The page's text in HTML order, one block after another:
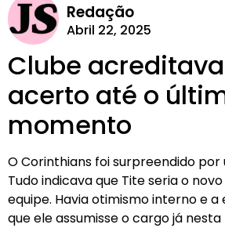
Redação
Abril 22, 2025
Clube
acerto até o
momento
O Corinthians foi surpreendido
Tudo indicava que Tite seria o
equipe. Havia otimismo interno e
que ele assumisse o cargo já